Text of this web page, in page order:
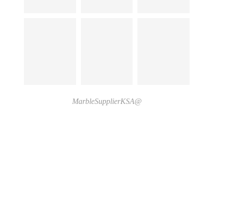
@MarbleSupplierKSA